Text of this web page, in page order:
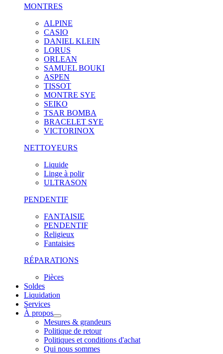
MONTRES
ALPINE
CASIO
DANIEL KLEIN
LORUS
ORLEAN
SAMUEL BOUKI
ASPEN
TISSOT
MONTRE SYE
SEIKO
TSAR BOMBA
BRACELET SYE
VICTORINOX
NETTOYEURS
Liquide
Linge à polir
ULTRASON
PENDENTIF
FANTAISIE
PENDENTIF
Religieux
Fantaisies
RÉPARATIONS
Pièces
Soldes
Liquidation
Services
À propos
Mesures & grandeurs
Politique de retour
Politiques et conditions d'achat
Qui nous sommes